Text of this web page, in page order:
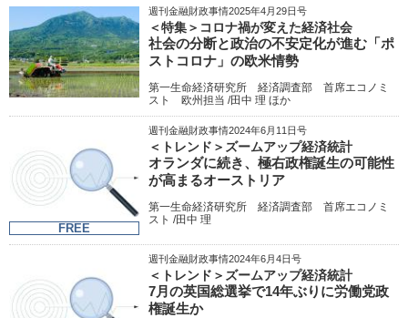
動
週刊金融財政事情2025年4月29日号
＜特集＞コロナ禍が変えた経済社会
社会の分断と政治の不安定化が進む「ポ
ストコロナ」の欧米情勢
第一生命経済研究所 経済調査部 首席エコノミ
スト 欧州担当 /田中 理 ほか
FREE
週刊金融財政事情2024年6月11日号
＜トレンド＞ズームアップ経済統計
オランダに続き、極右政権誕生の可能性
が高まるオーストリア
第一生命経済研究所 経済調査部 首席エコノミ
スト /田中 理
週刊金融財政事情2024年6月4日号
＜トレンド＞ズームアップ経済統計
7月の英国総選挙で14年ぶりに労働党政
権誕生か